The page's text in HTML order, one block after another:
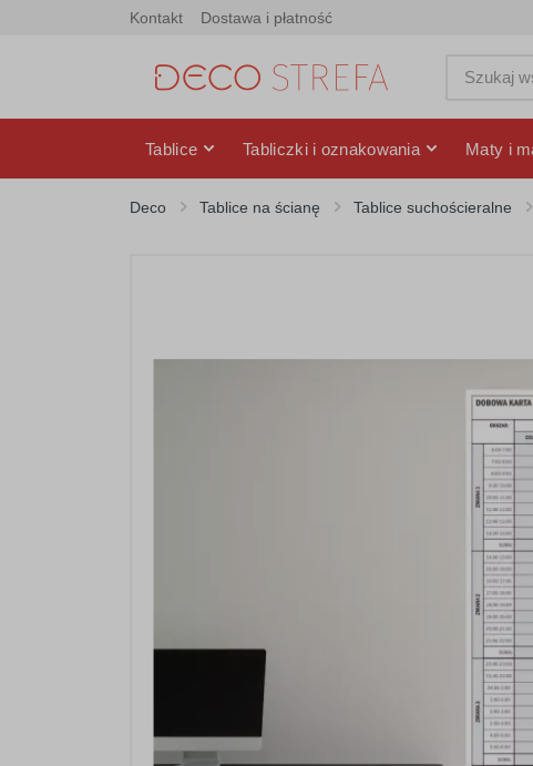
Kontakt Dostawa i płatność
Tablice Tabliczki i oznakowania Maty i
Deco Tablice na ścianę Tablice suchościeralne